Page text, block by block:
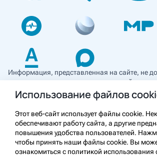
Информация, представленная на сайте, не
использоваться для самостоятельной
и не может служить заменой очной
применением необходимо ознакомиться
с противопоказаниями препарата.
о лекарственных средствах рецептурного
предназначена для медицинских и
работников.
Использование файлов
Этот веб-сайт использует файлы cookie.
обеспечивают работу сайта, а другие
повышения удобства пользователей.
чтобы принять наши файлы cookie. Вы
ознакомиться с политикой использования